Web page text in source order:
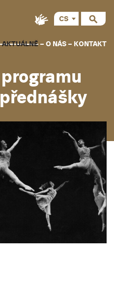
AKTUÁLNĚ O NÁS KONTAKT
CS